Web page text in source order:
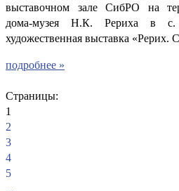
выставочном зале СибРО на
дома-музея Н.К. Рериха в с.
художественная выставка «Рерих.
подробнее »
Страницы:
1
2
3
4
5
...